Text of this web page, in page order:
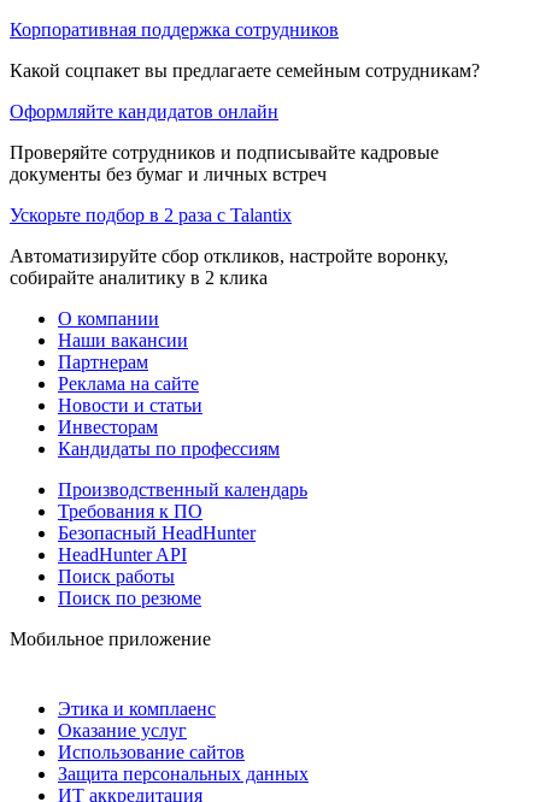
Корпоративная поддержка сотрудников
Какой соцпакет вы предлагаете семейным сотрудникам?
Оформляйте кандидатов онлайн
Проверяйте сотрудников и подписывайте кадровые
документы без бумаг и личных встреч
Ускорьте подбор в 2 раза с Talantix
Автоматизируйте сбор откликов, настройте воронку,
собирайте аналитику в 2 клика
О компании
Наши вакансии
Партнерам
Реклама на сайте
Новости и статьи
Инвесторам
Кандидаты по профессиям
Производственный календарь
Требования к ПО
Безопасный HeadHunter
HeadHunter API
Поиск работы
Поиск по резюме
Мобильное приложение
Этика и комплаенс
Оказание услуг
Использование сайтов
Защита персональных данных
ИТ аккредитация